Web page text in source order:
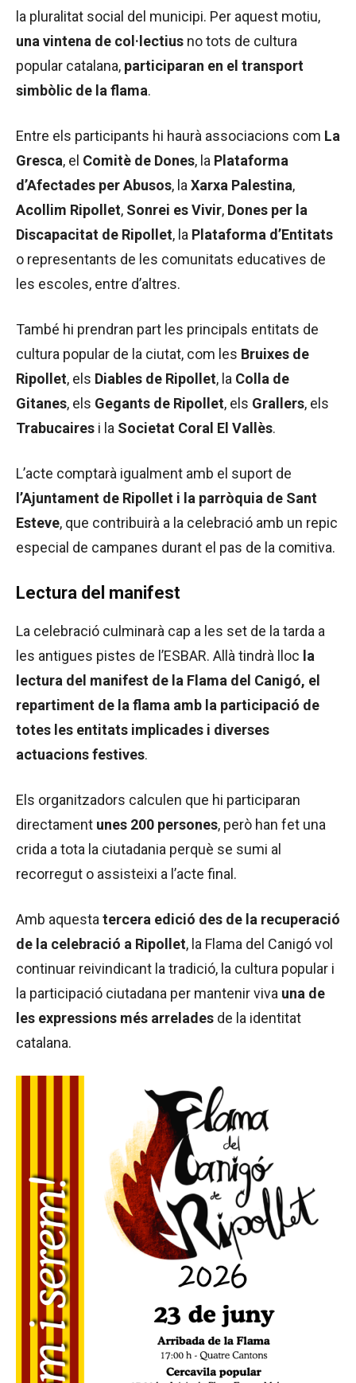
la pluralitat social del municipi. Per aquest motiu,
una vintena de col·lectius no tots de cultura
popular catalana, participaran en el transport
simbòlic de la flama.
Entre els participants hi haurà associacions com La
Gresca, el Comitè de Dones, la Plataforma
d’Afectades per Abusos, la Xarxa Palestina,
Acollim Ripollet, Sonrei es Vivir, Dones per la
Discapacitat de Ripollet, la Plataforma d’Entitats
o representants de les comunitats educatives de
les escoles, entre d’altres.
També hi prendran part les principals entitats de
cultura popular de la ciutat, com les Bruixes de
Ripollet, els Diables de Ripollet, la Colla de
Gitanes, els Gegants de Ripollet, els Grallers, els
Trabucaires i la Societat Coral El Vallès.
L’acte comptarà igualment amb el suport de
l’Ajuntament de Ripollet i la parròquia de Sant
Esteve, que contribuirà a la celebració amb un repic
especial de campanes durant el pas de la comitiva.
Lectura del manifest
La celebració culminarà cap a les set de la tarda a
les antigues pistes de l’ESBAR. Allà tindrà lloc la
lectura del manifest de la Flama del Canigó, el
repartiment de la flama amb la participació de
totes les entitats implicades i diverses
actuacions festives.
Els organitzadors calculen que hi participaran
directament unes 200 persones, però han fet una
crida a tota la ciutadania perquè se sumi al
recorregut o assisteixi a l’acte final.
Amb aquesta tercera edició des de la recuperació
de la celebració a Ripollet, la Flama del Canigó vol
continuar reivindicant la tradició, la cultura popular i
la participació ciutadana per mantenir viva una de
les expressions més arrelades de la identitat
catalana.